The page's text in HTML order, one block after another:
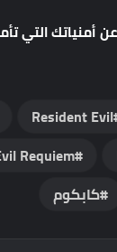
عن أمنياتك التي
Resident Evil
Requiem
كابكوم